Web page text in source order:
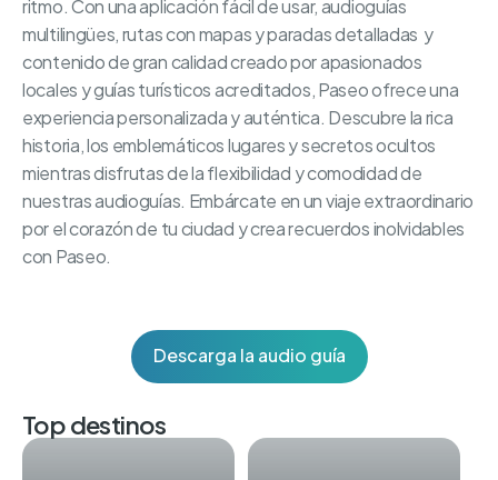
ritmo. Con una aplicación fácil de usar, audioguías
multilingües, rutas con mapas y paradas detalladas y
contenido de gran calidad creado por apasionados
locales y guías turísticos acreditados, Paseo ofrece una
experiencia personalizada y auténtica. Descubre la rica
historia, los emblemáticos lugares y secretos ocultos
mientras disfrutas de la flexibilidad y comodidad de
nuestras audioguías. Embárcate en un viaje extraordinario
por el corazón de tu ciudad y crea recuerdos inolvidables
con Paseo.
Descarga la audio guía
Top destinos